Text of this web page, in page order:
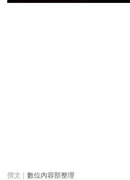
數位內容部整理